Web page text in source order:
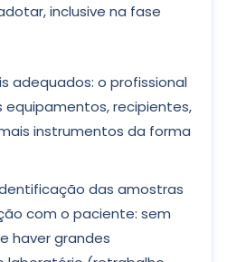
inclusive na fase
adequados: o profissional
equipamentos, recipientes,
instrumentos da forma
das amostras
com o paciente: sem
haver grandes